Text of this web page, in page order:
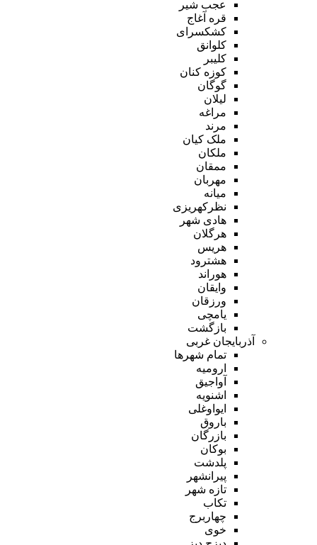
عجب شیر
قره آغاج
کشکسرای
کلوانق
کلیبر
کوزه کنان
گوگان
لیلان
مراغه
مرند
ملک کیان
ملکان
ممقان
مهربان
میانه
نظرکهریزی
هادی شهر
هرگلان
هریس
هشترود
هوراند
وایقان
ورزقان
یامچی
بازگشت
آذربایجان غربی
تمام شهر‌ها
ارومیه
آواجیق
اشنویه
ایواوغلی
باروق
بازرگان
بوکان
پلدشت
پیرانشهر
تازه شهر
تکاب
چهاربرج
خوی